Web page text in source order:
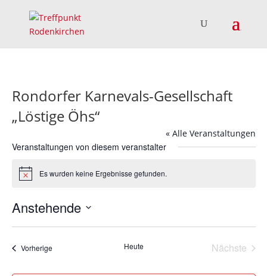
Rondorfer Karnevals-Gesellschaft
„Löstige Öhs“
« Alle Veranstaltungen
Veranstaltungen von diesem veranstalter
HinweisEs wurden keine Ergebnisse gefunden.
Anstehende
VorherigeVeranstaltungen Heute
Nächste